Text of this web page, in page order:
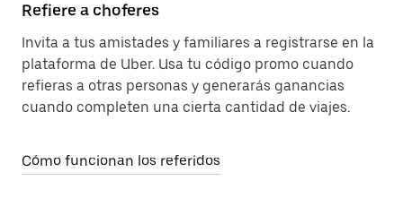
Refiere a choferes
Invita a tus amistades y familiares a registrarse en la
plataforma de Uber. Usa tu código promo cuando
refieras a otras personas y generarás ganancias
cuando completen una cierta cantidad de viajes.
Cómo funcionan los referidos